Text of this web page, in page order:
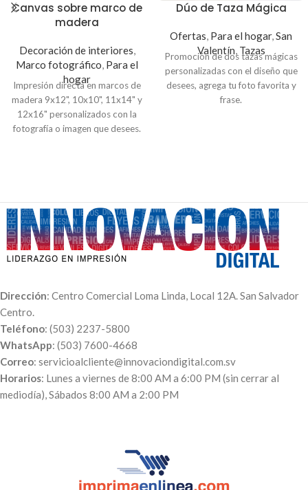
Canvas sobre marco de
madera
Decoración de interiores,
Marco fotográfico, Para el
hogar
Impresión directa en marcos de
madera 9x12", 10x10", 11x14" y
12x16" personalizados con la
fotografía o imagen que desees.
Dúo de Taza Mágica
Ofertas, Para el hogar,San
Valentín, Tazas
Promoción de dos tazas mágicas
personalizadas con el diseño que
desees, agrega tu foto favorita y
frase.
Dirección: Centro Comercial Loma Linda, Local 12A. San Salvador
Centro.
Teléfono: (503) 2237-5800
WhatsApp: (503) 7600-4668
Correo: servicioalcliente@innovaciondigital.com.sv
Horarios: Lunes a viernes de 8:00 AM a 6:00 PM (sin cerrar al
mediodía), Sábados 8:00 AM a 2:00 PM